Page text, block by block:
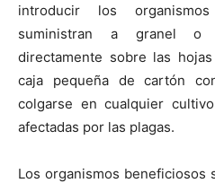
introducir los
suministran a granel o
directamente sobre las
caja pequeña de cartón
colgarse en cualquier
afectadas por las plagas.
Los organismos beneficiosos